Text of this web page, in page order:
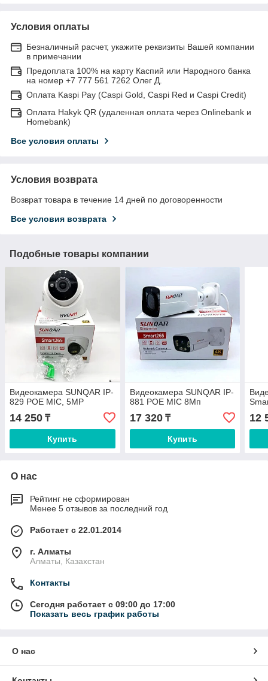
Условия оплаты
Безналичный расчет, укажите реквизиты Вашей компании
в примечании
Предоплата 100% на карту Каспий или Народного банка
на номер +7 777 561 7262 Олег Д.
Оплата Kaspi Pay (Caspi Gold, Caspi Red и Caspi Credit)
Оплата Hakyk QR (удаленная оплата через Onlinebank и
Homebank)
Все условия оплаты
Условия возврата
Возврат товара в течение 14 дней по договоренности
Все условия возврата
Подобные товары компании
Видеокамера SUNQAR IP-
829 POE MIC, 5MP
14 250 ₸
Купить
Видеокамера SUNQAR IP-
881 POE MIC 8Мп
17 320₸
Купить
12
О нас
Рейтинг не сформирован
Менее 5 отзывов за последний год
Работает с 22.01.2014
г. Алматы
Алматы, Казахстан
Контакты
Сегодня работает с 09:00 до 17:00
Показать весь график работы
О нас